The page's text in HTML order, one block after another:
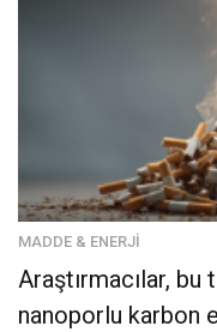
MADDE & ENERJI
Araştırmacılar, bu
nanoporlu karbon